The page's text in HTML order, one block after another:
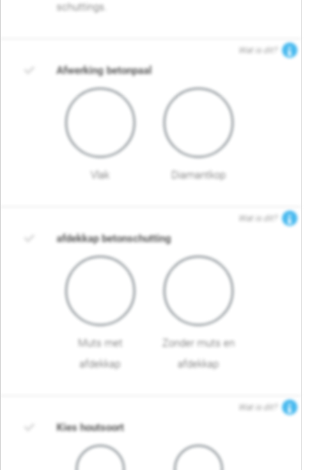
schuttings.
Wat is dit?
Afwerking betonpaal
Vlak Diamantkop
Wat is dit?
afdekkap betonschutting
Muts met
afdekkap
Zonder muts en
afdekkap
Wat is dit?
Kies houtsoort